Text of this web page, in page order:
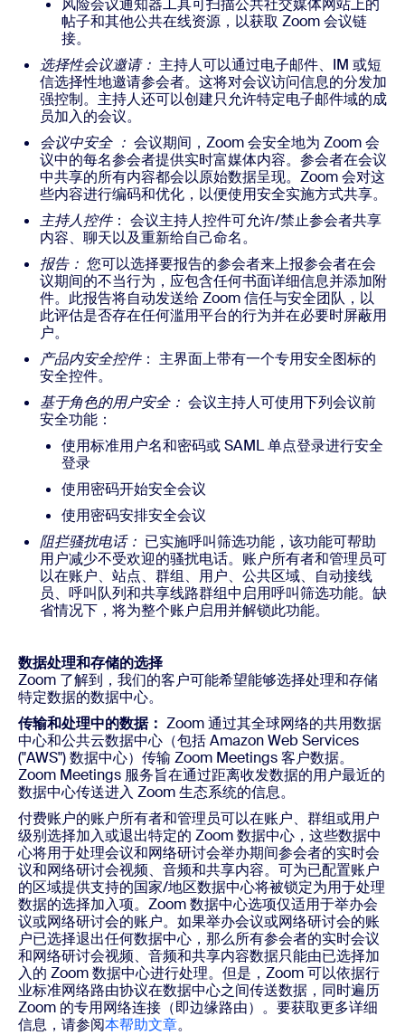
风险会议通知器工具可扫描公共社交媒体网站上的
帖子和其他公共在线资源，以获取 Zoom 会议链
接。
选择性会议邀请： 主持人可以通过电子邮件、IM 或短
信选择性地邀请参会者。这将对会议访问信息的分发加
强控制。主持人还可以创建只允许特定电子邮件域的成
员加入的会议。
会议中安全 ： 会议期间，Zoom 会安全地为 Zoom 会
议中的每名参会者提供实时富媒体内容。参会者在会议
中共享的所有内容都会以原始数据呈现。Zoom 会对这
些内容进行编码和优化，以便使用安全实施方式共享。
主持人控件： 会议主持人控件可允许/禁止参会者共享
内容、聊天以及重新给自己命名。
报告： 您可以选择要报告的参会者来上报参会者在会
议期间的不当行为，应包含任何书面详细信息并添加附
件。此报告将自动发送给 Zoom 信任与安全团队，以
此评估是否存在任何滥用平台的行为并在必要时屏蔽用
户。
产品内安全控件： 主界面上带有一个专用安全图标的
安全控件。
基于角色的用户安全： 会议主持人可使用下列会议前
安全功能：
使用标准用户名和密码或 SAML 单点登录进行安全
登录
使用密码开始安全会议
使用密码安排安全会议
阻拦骚扰电话： 已实施呼叫筛选功能，该功能可帮助
用户减少不受欢迎的骚扰电话。账户所有者和管理员可
以在账户、站点、群组、用户、公共区域、自动接线
员、呼叫队列和共享线路群组中启用呼叫筛选功能。缺
省情况下，将为整个账户启用并解锁此功能。
数据处理和存储的选择
Zoom 了解到，我们的客户可能希望能够选择处理和存储
特定数据的数据中心。
传输和处理中的数据： Zoom 通过其全球网络的共用数据
中心和公共云数据中心（包括 Amazon Web Services
("AWS") 数据中心）传输 Zoom Meetings 客户数据。
Zoom Meetings 服务旨在通过距离收发数据的用户最近的
数据中心传送进入 Zoom 生态系统的信息。
付费账户的账户所有者和管理员可以在账户、群组或用户
级别选择加入或退出特定的 Zoom 数据中心，这些数据中
心将用于处理会议和网络研讨会举办期间参会者的实时会
议和网络研讨会视频、音频和共享内容。可为已配置账户
的区域提供支持的国家/地区数据中心将被锁定为用于处理
数据的选择加入项。Zoom 数据中心选项仅适用于举办会
议或网络研讨会的账户。如果举办会议或网络研讨会的账
户已选择退出任何数据中心，那么所有参会者的实时会议
和网络研讨会视频、音频和共享内容数据只能由已选择加
入的 Zoom 数据中心进行处理。但是，Zoom 可以依据行
业标准网络路由协议在数据中心之间传送数据，同时遍历
Zoom 的专用网络连接（即边缘路由）。要获取更多详细
信息，请参阅本帮助文章。